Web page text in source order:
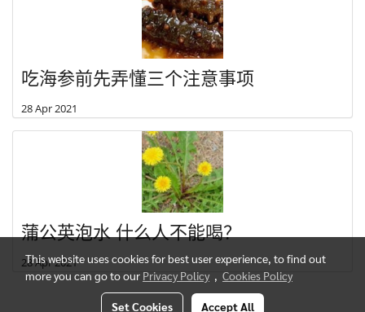
吃海参前先弄懂三个注意事项
28 Apr 2021
蒲公英泡水 什么人不能喝？
28 Apr 2021
This website uses cookies for best user experience, to find out
more you can go to our Privacy Policy, Cookies Policy
Set Cookies Accept All